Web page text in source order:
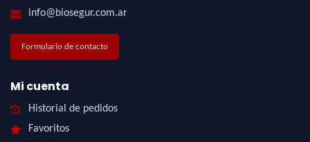
info@biosegur.com.ar
Formulario de contacto
Mi cuenta
Historial de pedidos
Favoritos